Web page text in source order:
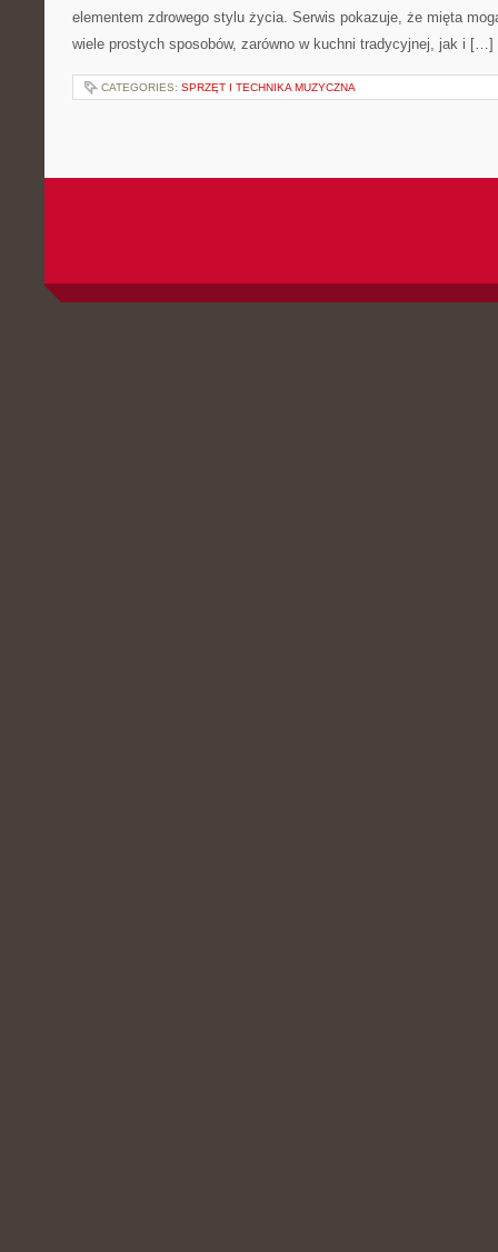
elementem zdrowego stylu życia. Serwis pokazuje, że mięta
wiele prostych sposobów, zarówno w kuchni tradycyjnej, jak i […]
CATEGORIES: SPRZĘT I TECHNIKA MUZYCZNA